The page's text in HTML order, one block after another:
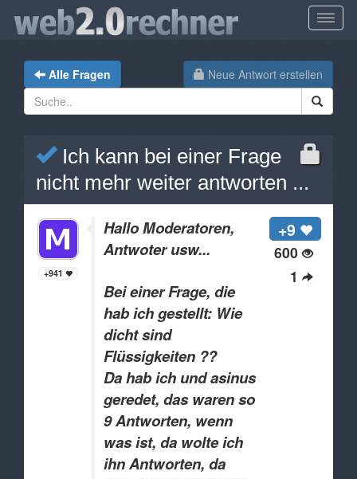
Neue Antwort erstellen
Alle Fragen
Ich kann bei einer Frage
nicht mehr weiter antworten ...
+9
600
1
+941
Hallo Moderatoren,
Antwoter usw...
Bei einer Frage, die
hab ich gestellt: Wie
dicht sind
Flüssigkeiten ??
Da hab ich und asinus
geredet, das waren so
9 Antworten, wenn
was ist, da wolte ich
ihn Antworten, da